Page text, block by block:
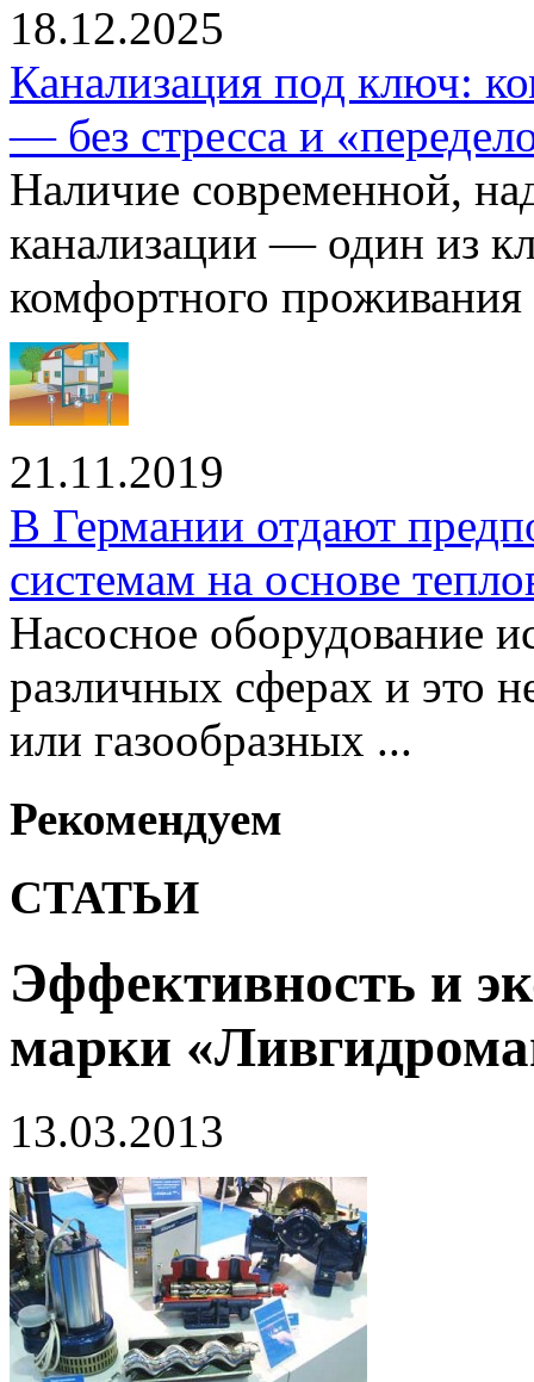
18.12.2025
Канализация под ключ:
— без стресса и
Наличие современной,
канализации — один из
комфортного проживания
21.11.2019
В Германии отдают
системам на основе
Насосное оборудование
различных сферах и это
или газообразных ...
Рекомендуем
СТАТЬИ
Эффективность и
марки
13.03.2013